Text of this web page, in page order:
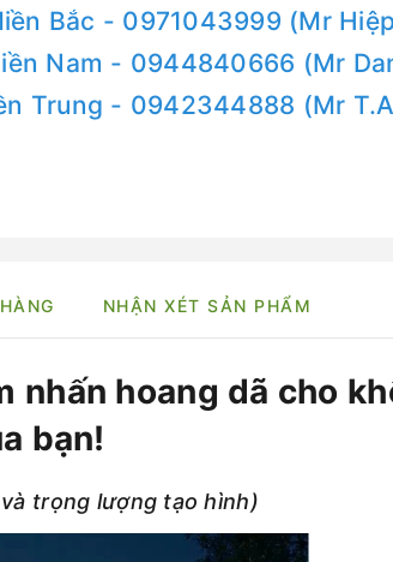
Bắc - 0971043999 (Mr
Nam - 0944840666 (Mr
Trung - 0942344888 (Mr
NHẬN XÉT SẢN PHẨM
nhấn hoang dã cho
bạn!
trọng lượng tạo hình)